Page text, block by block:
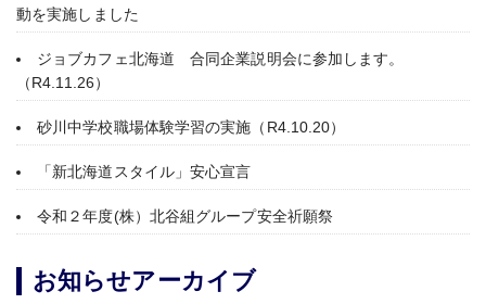
動を実施しました
ジョブカフェ北海道 合同企業説明会に参加します。
（R4.11.26）
砂川中学校職場体験学習の実施（R4.10.20）
「新北海道スタイル」安心宣言
令和２年度(株）北谷組グループ安全祈願祭
お知らせアーカイブ